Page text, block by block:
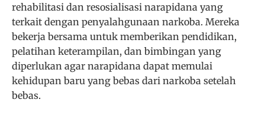
rehabilitasi dan resosialisasi narapidana yang
terkait dengan penyalahgunaan narkoba. Mereka
bekerja bersama untuk memberikan pendidikan,
pelatihan keterampilan, dan bimbingan yang
diperlukan agar narapidana dapat memulai
kehidupan baru yang bebas dari narkoba setelah
bebas.